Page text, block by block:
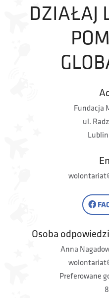
DZIAŁAJ
Fundacja
ul.
Osoba
Anna
Preferowane